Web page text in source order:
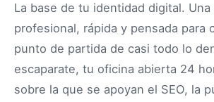
La base de tu identidad digital. Una
profesional, rápida y pensada para
punto de partida de casi todo lo
escaparate, tu oficina abierta 24
sobre la que se apoyan el SEO, la